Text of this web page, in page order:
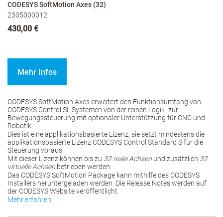
CODESYS SoftMotion Axes (32)
2305000012
430,00 €
Mehr Infos
CODESYS SoftMotion Axes erweitert den Funktionsumfang von
CODESYS Control SL Systemen von der reinen Logik- zur
Bewegungssteuerung mit optionaler Unterstützung für CNC und
Robotik.
Dies ist eine applikationsbasierte Lizenz, sie setzt mindestens die
applikationsbasierte Lizenz CODESYS Control Standard S für die
Steuerung voraus.
Mit dieser Lizenz können bis zu 32 reale Achsen und zusätzlich 32
virtuelle Achsen betrieben werden.
Das CODESYS SoftMotion Package kann mithilfe des CODESYS
Installers heruntergeladen werden. Die Release Notes werden auf
der CODESYS Website veröffentlicht.
Mehr erfahren